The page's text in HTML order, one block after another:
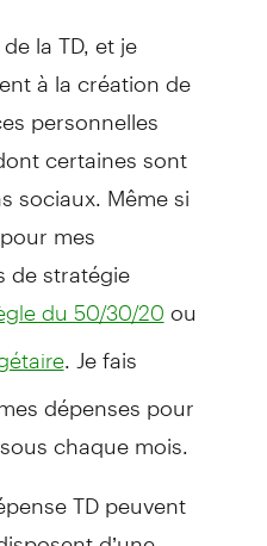
la TD, et je
à la création de
personnelles
certaines sont
sociaux. Même si
mes
de stratégie
du 50/30/20 ou
. Je fais
dépenses pour
chaque mois.
TD peuvent
d’une